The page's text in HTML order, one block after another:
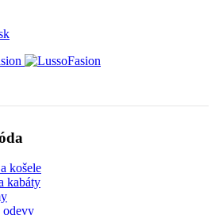
košele
kabáty
odevy